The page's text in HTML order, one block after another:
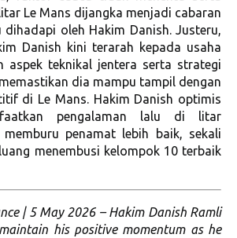
Le Mans dijangka menjadi cabaran
dihadapi oleh Hakim Danish. Justeru,
Danish kini terarah kepada usaha
aspek teknikal jentera serta strategi
dia mampu tampil dengan
di Le Mans. Hakim Danish optimis
pengalaman lalu di litar
memburu penamat lebih baik, sekali
menembusi kelompok 10 terbaik
| 5 May 2026 – Hakim Danish Ramli
his positive momentum as he